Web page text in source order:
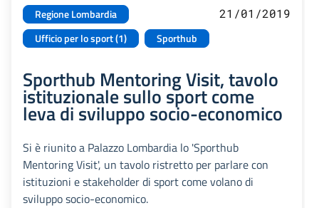
Regione Lombardia
Ufficio per lo sport (1)
Sporthub
21/01/2019
Sporthub Mentoring Visit, tavolo
istituzionale sullo sport come
leva di sviluppo socio-economico
Si è riunito a Palazzo Lombardia lo 'Sporthub
Mentoring Visit', un tavolo ristretto per parlare con
istituzioni e stakeholder di sport come volano di
sviluppo socio-economico.